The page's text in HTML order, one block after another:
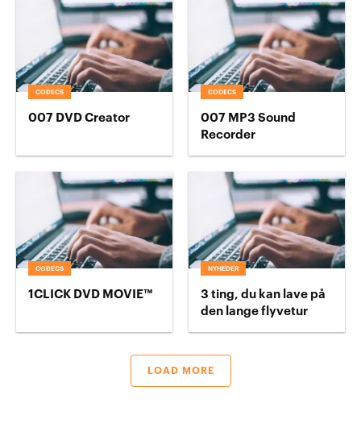
CODECS
007 DVD Creator
CODECS
007 MP3 Sound
Recorder
CODECS
1CLICK DVD MOVIE™
NYHEDER
3 ting, du kan lave på
den lange flyvetur
LOAD MORE